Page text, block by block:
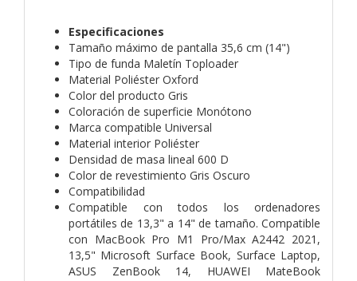
Especificaciones
Tamaño máximo de pantalla 35,6 cm (14")
Tipo de funda Maletín Toploader
Material Poliéster Oxford
Color del producto Gris
Coloración de superficie Monótono
Marca compatible Universal
Material interior Poliéster
Densidad de masa lineal 600 D
Color de revestimiento Gris Oscuro
Compatibilidad
Compatible con todos los ordenadores
portátiles de 13,3" a 14" de tamaño. Compatible
con MacBook Pro M1 Pro/Max A2442 2021,
13,5" Microsoft Surface Book, Surface Laptop,
ASUS ZenBook 14, HUAWEI MateBook